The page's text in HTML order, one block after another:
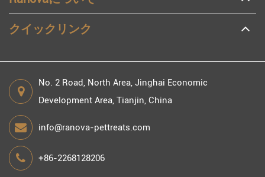
クイックリンク
No. 2 Road, North Area, Jinghai Economic
Development Area, Tianjin, China
info@ranova-pettreats.com
+86-2268128206